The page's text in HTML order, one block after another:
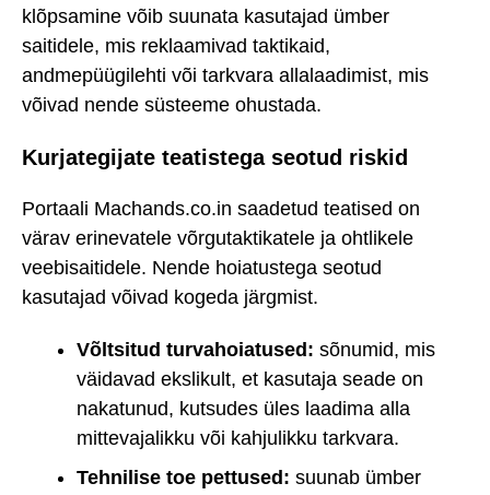
klõpsamine võib suunata kasutajad ümber
saitidele, mis reklaamivad taktikaid,
andmepüügilehti või tarkvara allalaadimist, mis
võivad nende süsteeme ohustada.
Kurjategijate teatistega seotud riskid
Portaali Machands.co.in saadetud teatised on
värav erinevatele võrgutaktikatele ja ohtlikele
veebisaitidele. Nende hoiatustega seotud
kasutajad võivad kogeda järgmist.
Võltsitud turvahoiatused: sõnumid, mis
väidavad ekslikult, et kasutaja seade on
nakatunud, kutsudes üles laadima alla
mittevajalikku või kahjulikku tarkvara.
Tehnilise toe pettused: suunab ümber